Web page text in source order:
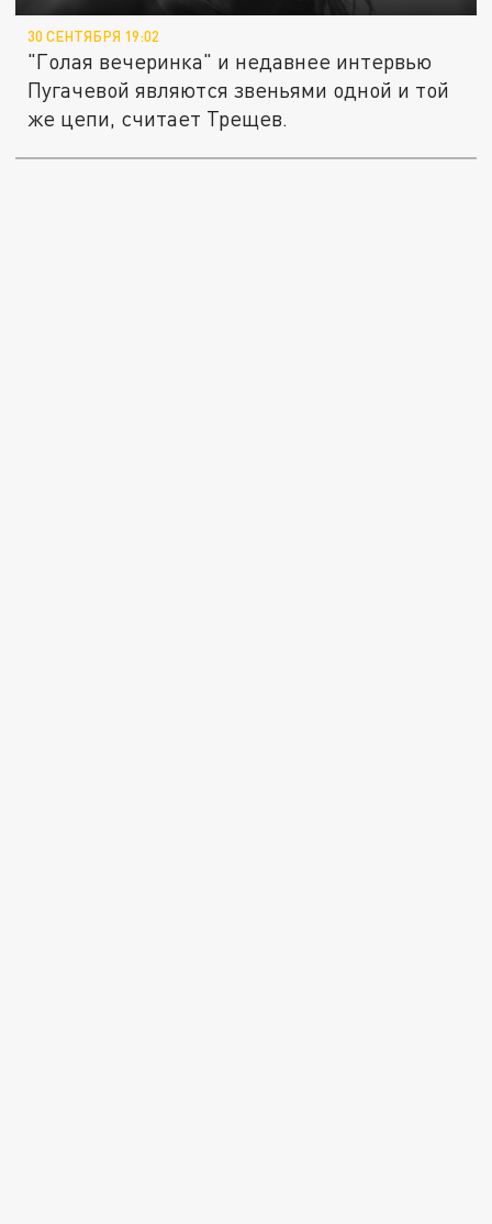
30 СЕНТЯБРЯ 19:02
"Голая вечеринка" и недавнее интервью
Пугачевой являются звеньями одной и той
же цепи, считает Трещев.